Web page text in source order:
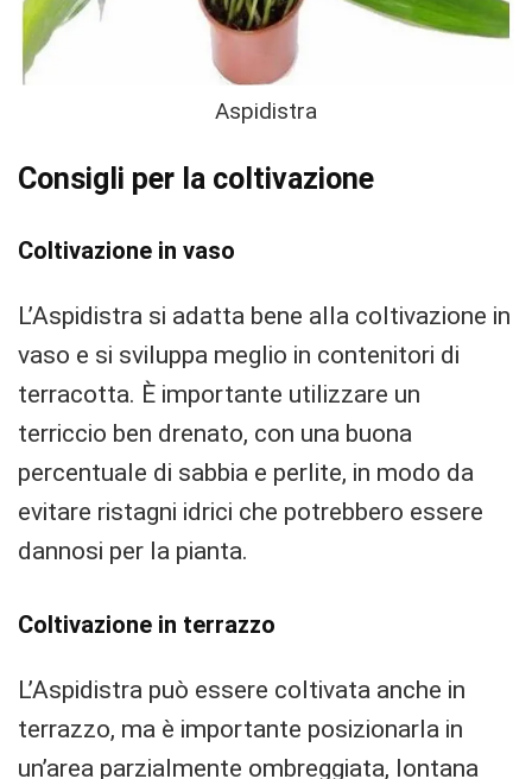
Aspidistra
Consigli per la coltivazione
Coltivazione in vaso
L’Aspidistra si adatta bene alla coltivazione in
vaso e si sviluppa meglio in contenitori di
terracotta. È importante utilizzare un
terriccio ben drenato, con una buona
percentuale di sabbia e perlite, in modo da
evitare ristagni idrici che potrebbero essere
dannosi per la pianta.
Coltivazione in terrazzo
L’Aspidistra può essere coltivata anche in
terrazzo, ma è importante posizionarla in
un’area parzialmente ombreggiata, lontana